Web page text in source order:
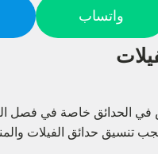
واتساب
الحدائق خاصة في فصل
تنسيق حدائق الفيلات